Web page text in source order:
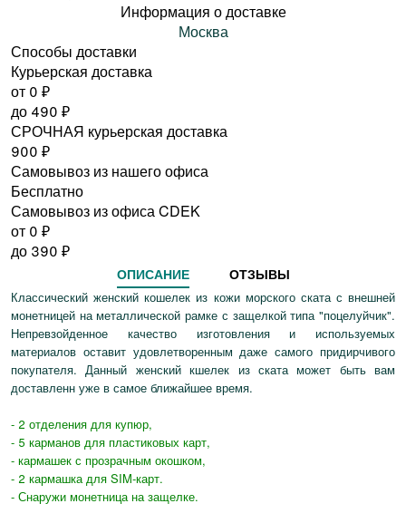
Информация о доставке
Москва
Способы доставки
Курьерская доставка
от 0 ₽
до 490 ₽
СРОЧНАЯ курьерская доставка
900 ₽
Самовывоз из нашего офиса
Бесплатно
Самовывоз из офиса CDEK
от 0 ₽
до 390 ₽
ОПИСАНИЕ ОТЗЫВЫ
Классический женский кошелек из кожи морского ската с внешней
монетницей на металлической рамке с защелкой типа "поцелуйчик".
Непревзойденное качество изготовления и используемых
материалов оставит удовлетворенным даже самого придирчивого
покупателя. Данный женский кшелек из ската может быть вам
доставленн уже в самое ближайшее время.
- 2 отделения для купюр,
- 5 карманов для пластиковых карт,
- кармашек с прозрачным окошком,
- 2 кармашка для SIM-карт.
- Снаружи монетница на защелке.